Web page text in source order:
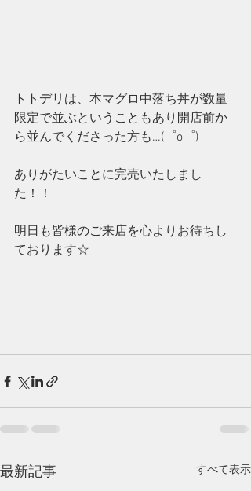
トトデリは、本マグロ中落ち丼が数量
限定で並ぶということもあり開店前か
ら並んでくださった方も…(゜o゜)
ありがたいことに完売いたしまし
た！！
明日も皆様のご来店を心よりお待ちし
ております☆
最新記事 すべて表示